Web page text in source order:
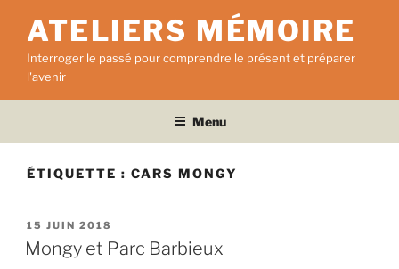
contenu
principal
ATELIERS MÉMOIRE
Interroger le passé pour comprendre le présent et préparer
l'avenir
Menu
ÉTIQUETTE : CARS MONGY
PUBLIÉ
LE
15 JUIN 2018
Mongy et Parc Barbieux